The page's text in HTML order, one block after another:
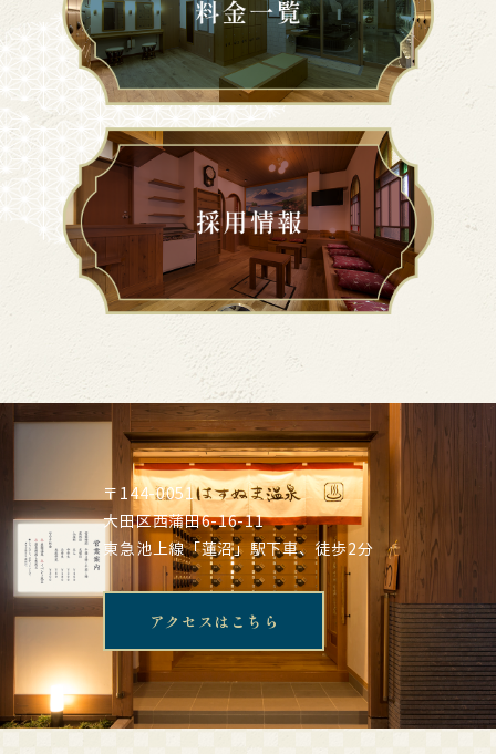
〒144-0051
大田区西蒲田6-16-11
東急池上線「蓮沼」駅下車、徒歩2分
アクセスはこちら